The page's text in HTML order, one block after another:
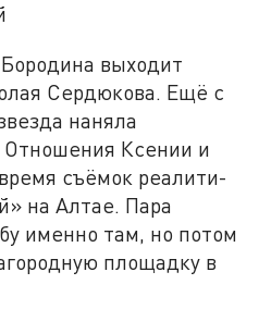
выходит
Сердюкова. Ещё с
наняла
Отношения Ксении и
съёмок реалити-
на Алтае. Пара
именно там, но потом
площадку в